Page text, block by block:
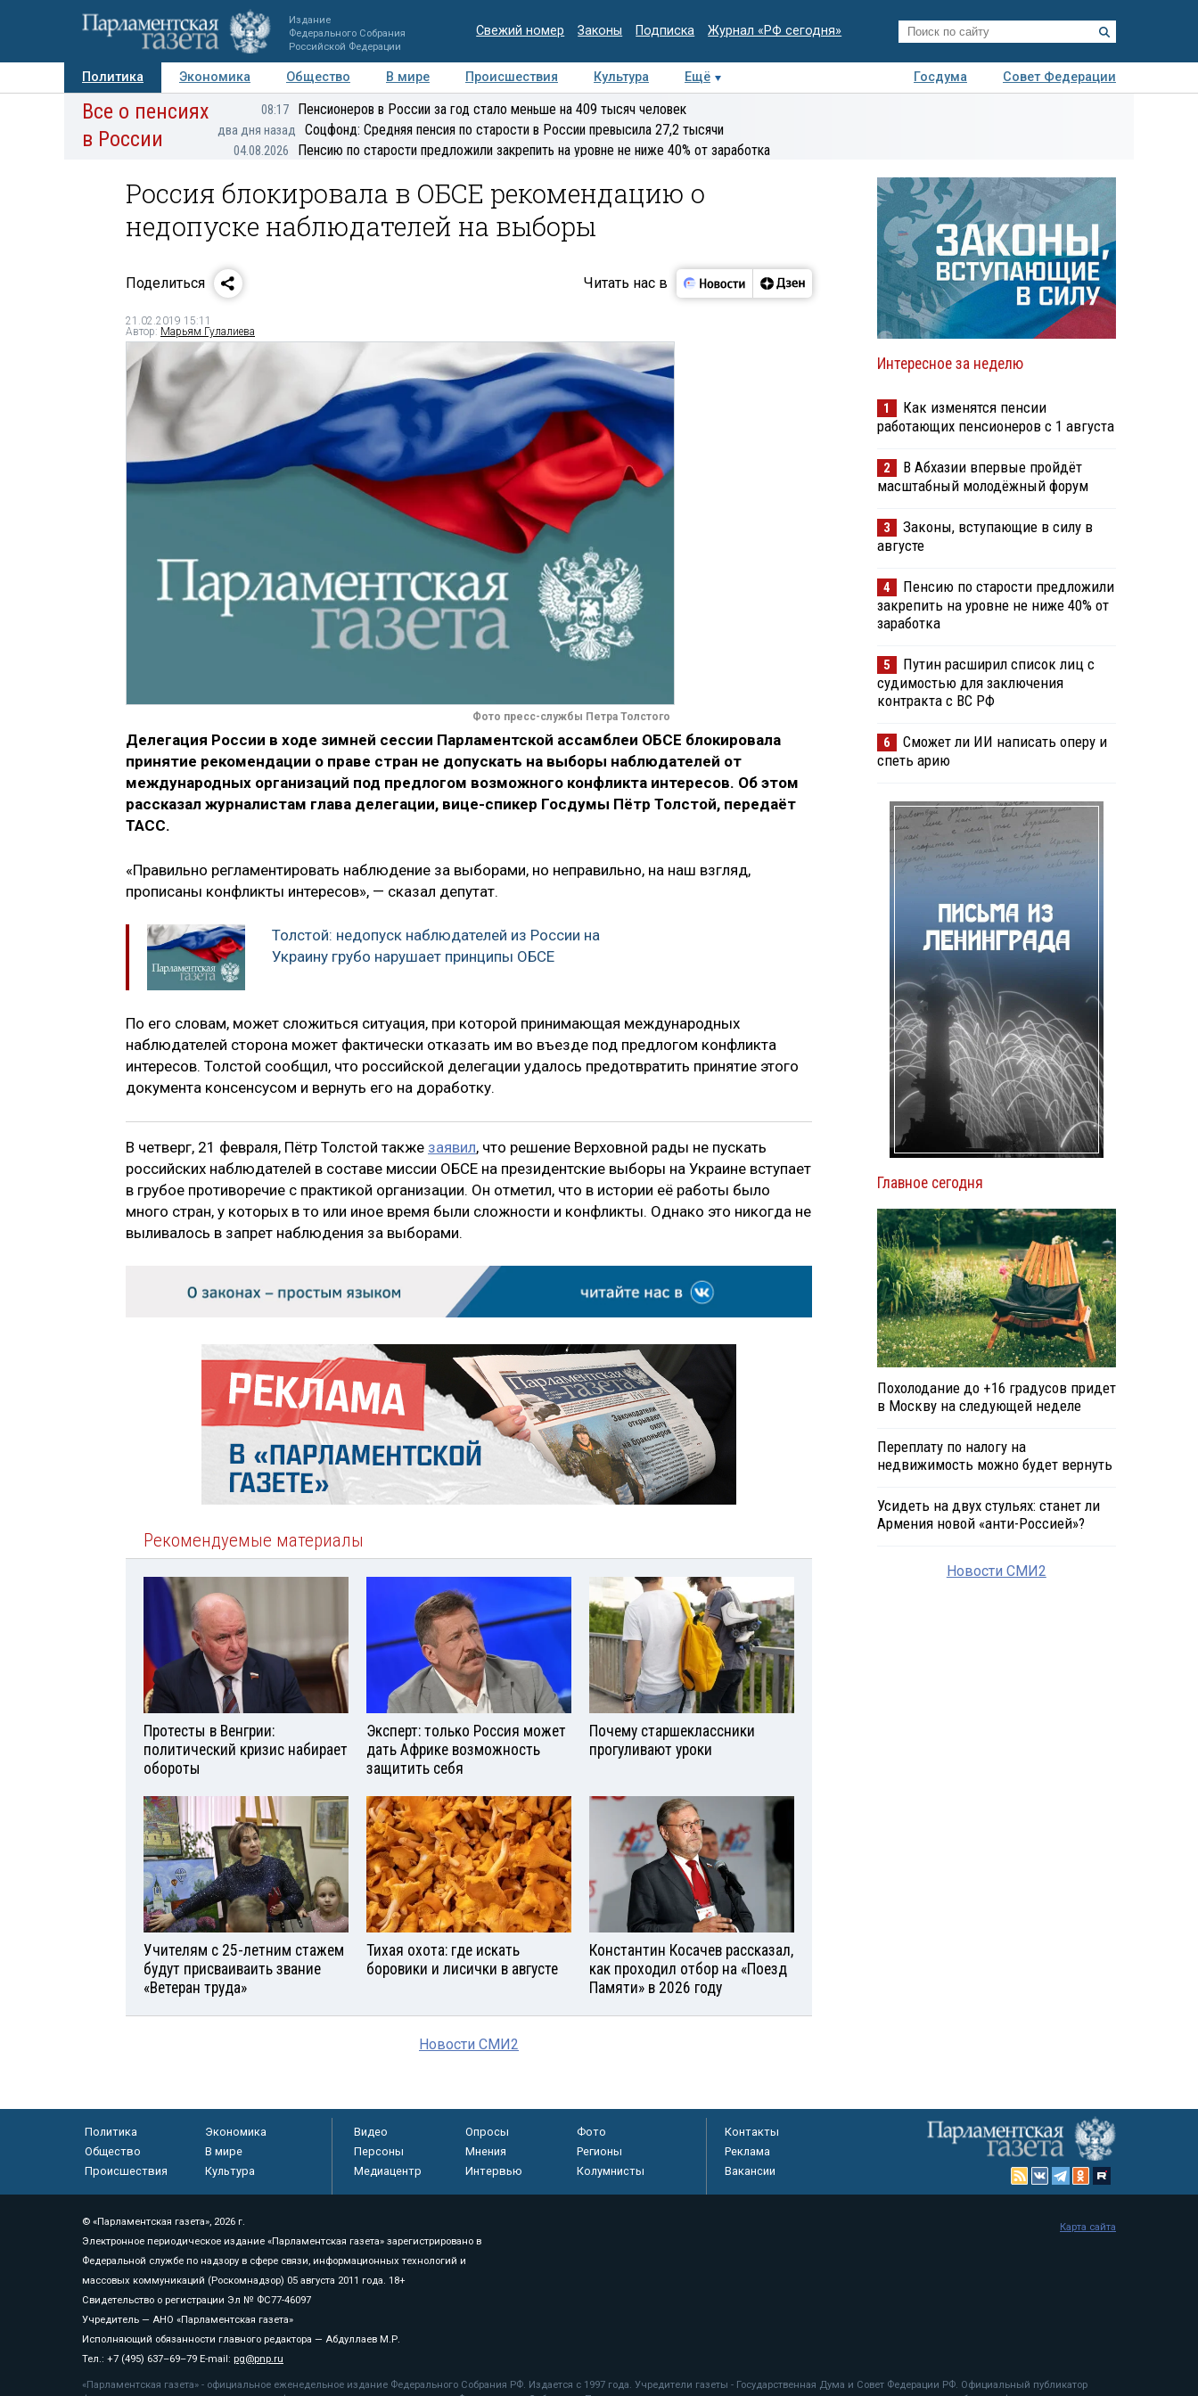
Издание
Федерального Собрания
Российской Федерации
Свежий номер Законы Подписка Журнал «РФ сегодня»
Политика Экономика Общество В мире Происшествия Культура Ещё Госдума
Совет Федерации
Авторы Персоны Мнения Регионы Медиацентр Интервью Колумнисты
Все о пенсиях
в России
08:17 Пенсионеров в России за год стало меньше на 409 тысяч человек
два дня назад Соцфонд: Средняя пенсия по старости в России превысила 27,2 тысячи
04.08.2026 Пенсию по старости предложили закрепить на уровне не ниже 40% от заработка
Россия блокировала в ОБСЕ рекомендацию о
недопуске наблюдателей на выборы
Поделиться Читать нас в
21.02.2019 15:11
Автор: Марьям Гулалиева
Фото пресс-службы Петра Толстого
Делегация России в ходе зимней сессии Парламентской ассамблеи ОБСЕ блокировала
принятие рекомендации о праве стран не допускать на выборы наблюдателей от
международных организаций под предлогом возможного конфликта интересов. Об этом
рассказал журналистам глава делегации, вице-спикер Госдумы Пётр Толстой, передаёт
ТАСС.
«Правильно регламентировать наблюдение за выборами, но неправильно, на наш взгляд,
прописаны конфликты интересов», — сказал депутат.
Толстой: недопуск наблюдателей из России на
Украину грубо нарушает принципы ОБСЕ
По его словам, может сложиться ситуация, при которой принимающая международных
наблюдателей сторона может фактически отказать им во въезде под предлогом конфликта
интересов. Толстой сообщил, что российской делегации удалось предотвратить принятие этого
документа консенсусом и вернуть его на доработку.
В четверг, 21 февраля, Пётр Толстой также заявил, что решение Верховной рады не пускать
российских наблюдателей в составе миссии ОБСЕ на президентские выборы на Украине вступает
в грубое противоречие с практикой организации. Он отметил, что в истории её работы было
много стран, у которых в то или иное время были сложности и конфликты. Однако это никогда не
выливалось в запрет наблюдения за выборами.
Рекомендуемые материалы
Протесты в Венгрии:
политический кризис набирает
обороты
Эксперт: только Россия может
дать Африке возможность
защитить себя
Почему старшеклассники
прогуливают уроки
Учителям с 25-летним стажем
будут присваиваить звание
«Ветеран труда»
Тихая охота: где искать
боровики и лисички в августе
Константин Косачев рассказал,
как проходил отбор на «Поезд
Памяти» в 2026 году
Новости СМИ2
Интересное за неделю
1
Как изменятся пенсии
работающих пенсионеров с 1 августа
2
В Абхазии впервые пройдёт
масштабный молодёжный форум
3
Законы, вступающие в силу в
августе
4
Пенсию по старости предложили
закрепить на уровне не ниже 40% от
заработка
5
Путин расширил список лиц с
судимостью для заключения
контракта с ВС РФ
6
Сможет ли ИИ написать оперу и
спеть арию
Главное сегодня
Похолодание до +16 градусов придет
в Москву на следующей неделе
Переплату по налогу на
недвижимость можно будет вернуть
Усидеть на двух стульях: станет ли
Армения новой «анти-Россией»?
Новости СМИ2
Политика
Экономика
Общество
В мире
Происшествия
Культура
Видео Опросы
Фото
Персоны
Мнения
Регионы
Медиацентр
Интервью Колумнисты
Контакты
Реклама
Вакансии
© «Парламентская газета», 2026 г.
Электронное периодическое издание «Парламентская газета» зарегистрировано в
Федеральной службе по надзору в сфере связи, информационных технологий и
массовых коммуникаций (Роскомнадзор) 05 августа 2011 года. 18+
Свидетельство о регистрации Эл № ФС77-46097
Учредитель — АНО «Парламентская газета»
Исполняющий обязанности главного редактора — Абдуллаев М.Р.
Тел.: +7 (495) 637–69–79 E-mail: pg@pnp.ru
«Парламентская газета» - официальное еженедельное издание Федерального Собрания РФ. Издается с 1997 года. Учредители газеты - Государственная Дума и Совет Федерации РФ. Официальный публикатор
Карта сайта